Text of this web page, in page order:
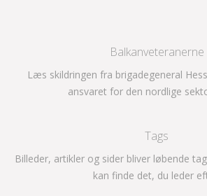
Balkanveteranerne
Læs skildringen fra brigadegeneral
ansvaret for den nordlige
Tags
Billeder, artikler og sider bliver løbende
kan finde det, du leder